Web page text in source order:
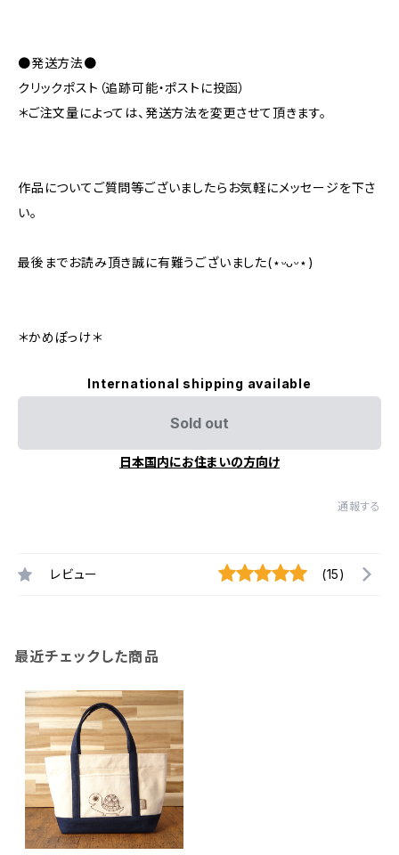
●発送方法●
クリックポスト（追跡可能・ポストに投函）
＊ご注文量によっては、発送方法を変更させて頂きます。
作品についてご質問等ございましたらお気軽にメッセージを下さ
い。
最後までお読み頂き誠に有難うございました(⋆ᵕᴗᵕ⋆)
＊かめぽっけ＊
International shipping available
Sold out
日本国内にお住まいの方向け
通報する
レビュー (15)
最近チェックした商品